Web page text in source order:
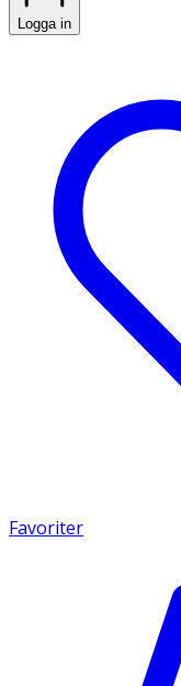
Logga in
Favoriter